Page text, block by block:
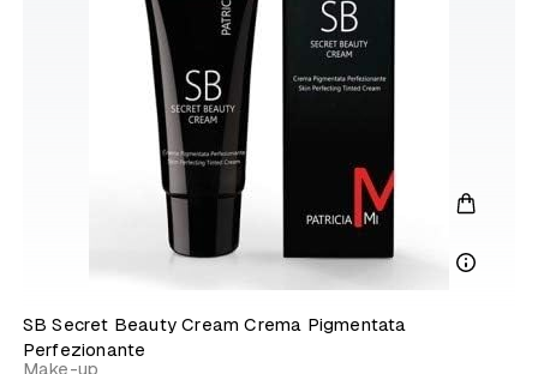
SB Secret Beauty Cream Crema Pigmentata
Perfezionante
Make-up